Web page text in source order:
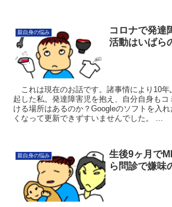
親自身の悩み
コロナで発達
活動はいばら
これは現在のお話です。諸事情により10年
起した私。発達障害児を抱え、自分自身もコ
ける場所はあるのか？Googleのソフトを入
くなって更新できずすいませんでした。 ...
親自身の悩み
生後9ヶ月で
ら問診で嫌味